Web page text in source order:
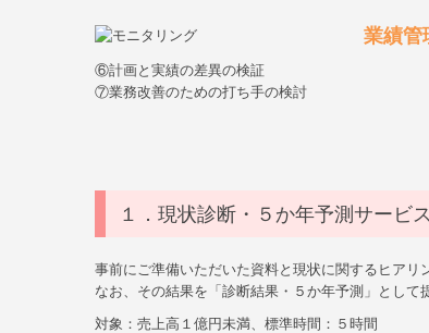
業績管
⑥計画と実績の差異の検証
⑦業務改善のための打ち手の検討
１．現状診断・５か年予測サービス
事前にご準備いただいた資料と現状に関するヒアリ
なお、その結果を「診断結果・５か年予測」として
対象：売上高１億円未満、標準時間：５時間